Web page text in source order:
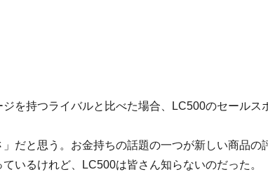
を持つライバルと比べた場合、LC500のセールス
だと思う。お金持ちの話題の一つが新しい商品の
いるけれど、LC500は皆さん知らないのだった。